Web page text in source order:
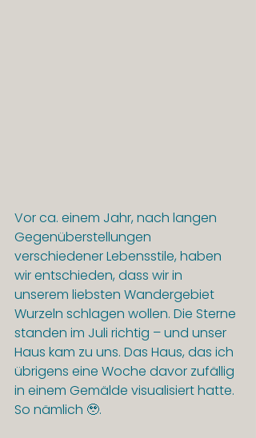
Vor ca. einem Jahr, nach langen
Gegenüberstellungen
verschiedener Lebensstile, haben
wir entschieden, dass wir in
unserem liebsten Wandergebiet
Wurzeln schlagen wollen. Die Sterne
standen im Juli richtig – und unser
Haus kam zu uns. Das Haus, das ich
übrigens eine Woche davor zufällig
in einem Gemälde visualisiert hatte.
So nämlich 🥹.